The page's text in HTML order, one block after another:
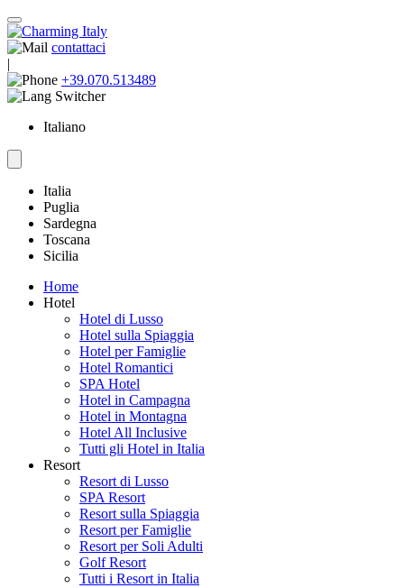
contattaci
|
+39.070.513489
Italiano
Italia
Puglia
Sardegna
Toscana
Sicilia
Home
Hotel
Hotel di Lusso
Hotel sulla Spiaggia
Hotel per Famiglie
Hotel Romantici
SPA Hotel
Hotel in Campagna
Hotel in Montagna
Hotel All Inclusive
Tutti gli Hotel in Italia
Resort
Resort di Lusso
SPA Resort
Resort sulla Spiaggia
Resort per Famiglie
Resort per Soli Adulti
Golf Resort
Tutti i Resort in Italia